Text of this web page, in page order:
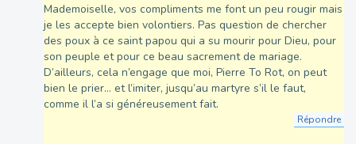
Mademoiselle, vos compliments me font un peu rougir mais
je les accepte bien volontiers. Pas question de chercher
des poux à ce saint papou qui a su mourir pour Dieu, pour
son peuple et pour ce beau sacrement de mariage.
D’ailleurs, cela n’engage que moi, Pierre To Rot, on peut
bien le prier… et l’imiter, jusqu’au martyre s’il le faut,
comme il l’a si généreusement fait.
Répondre